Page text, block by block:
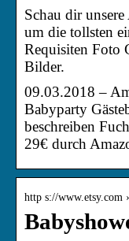
Schau dir
um die tollsten
Requisiten Foto
Bilder.
09.03.2018 –
Babyparty
beschreiben
29€ durch
http s://www.etsy.com